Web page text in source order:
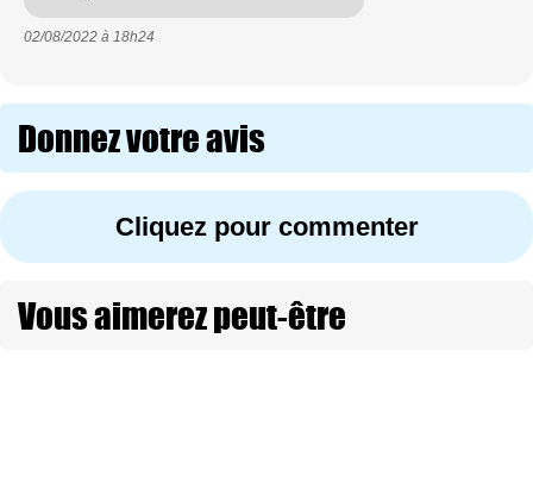
02/08/2022 à 18h24
Donnez votre avis
Cliquez pour commenter
Vous aimerez peut-être